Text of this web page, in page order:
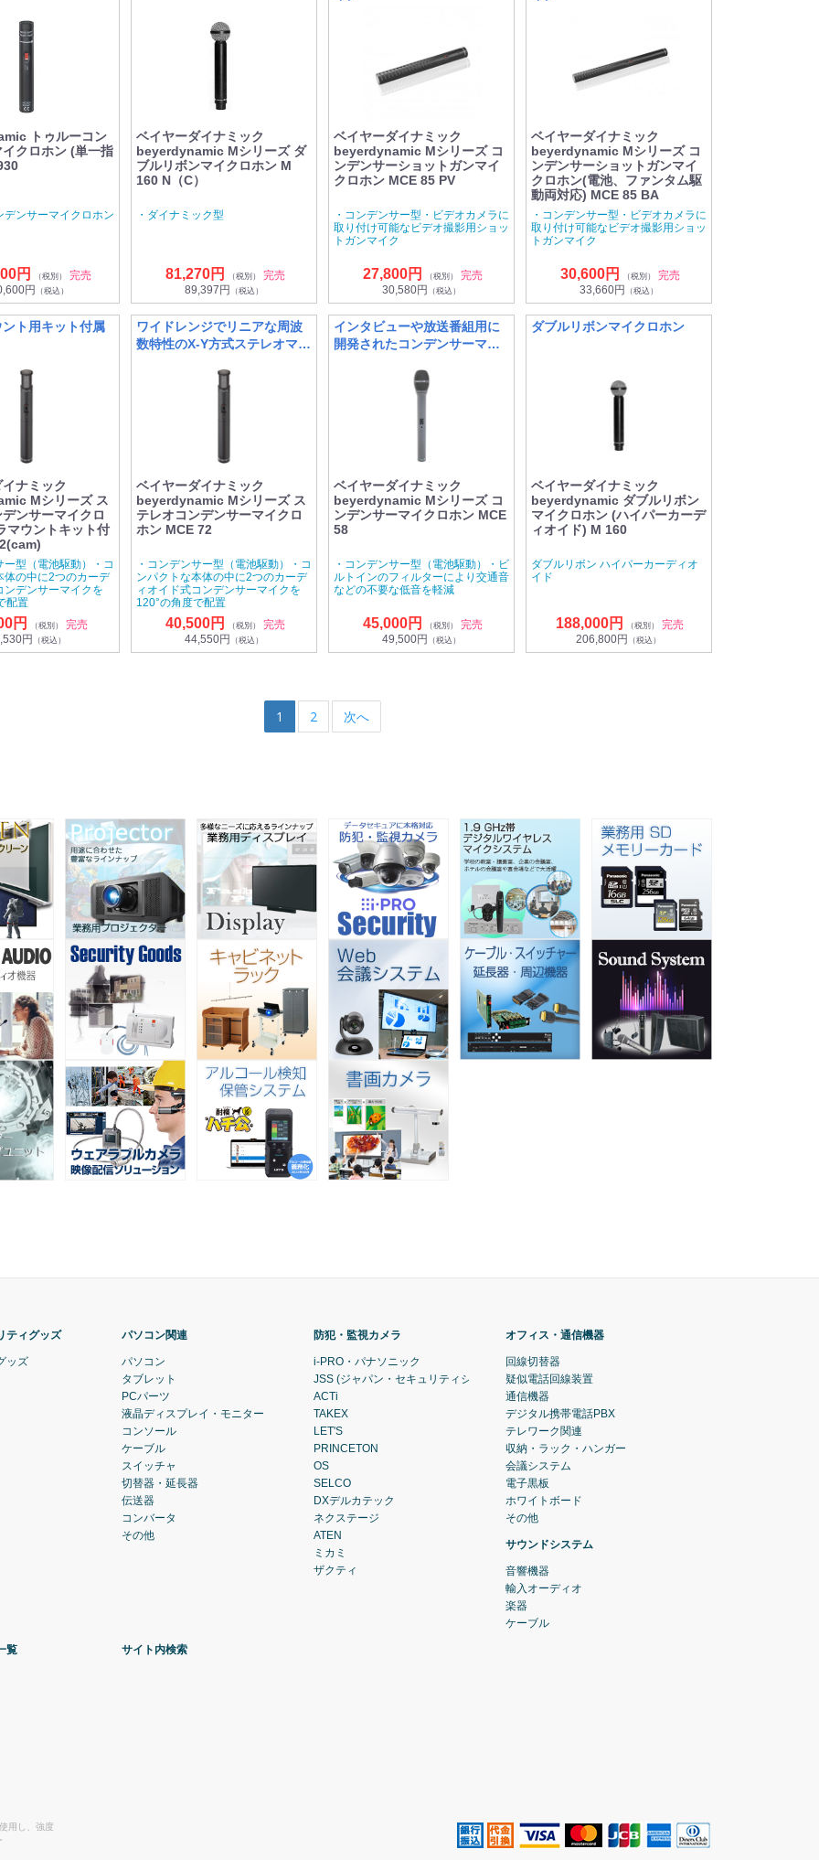
トゥルーコン
クロホン (単一指
デンサーマイクロホン
円 （税別）
完売
円
（税込）
ベイヤーダイナミック
beyerdynamic Mシリーズ ダ
ブルリボンマイクロホン M
160 N（C）
・ダイナミック型
81,270円 （税別）
完売
89,397円
（税込）
ベイヤーダイナミック
beyerdynamic Mシリーズ コ
ンデンサーショットガンマイ
クロホン MCE 85 PV
・コンデンサー型・ビデオカメラに
取り付け可能なビデオ撮影用ショッ
トガンマイク
27,800円 （税別）
完売
30,580円
（税込）
ベイヤーダイナミック
beyerdynamic Mシリーズ コ
ンデンサーショットガンマイ
クロホン(電池、ファンタム駆
動両対応) MCE 85 BA
・コンデンサー型・ビデオカメラに
取り付け可能なビデオ撮影用ショッ
トガンマイク
30,600円 （税別）
完売
33,660円
（税込）
ト用キット付属
ナミック
Mシリーズ ス
ンサーマイクロ
マウントキット付
ー型（電池駆動）・コ
体の中に2つのカーデ
ンデンサーマイクを
配置
円 （税別）
完売
円
（税込）
ワイドレンジでリニアな周波
数特性のX-Y方式ステレオマイ
ベイヤーダイナミック
beyerdynamic Mシリーズ ス
テレオコンデンサーマイクロ
ホン MCE 72
・コンデンサー型（電池駆動）・コ
ンパクトな本体の中に2つのカーデ
ィオイド式コンデンサーマイクを
120°の角度で配置
40,500円 （税別）
完売
44,550円
（税込）
インタビューや放送番組用に
開発されたコンデンサーマイ
ベイヤーダイナミック
beyerdynamic Mシリーズ コ
ンデンサーマイクロホン MCE
58
・コンデンサー型（電池駆動）・ビ
ルトインのフィルターにより交通音
などの不要な低音を軽減
45,000円 （税別）
完売
49,500円
（税込）
ダブルリボンマイクロホン
ベイヤーダイナミック
beyerdynamic ダブルリボン
マイクロホン (ハイパーカーデ
ィオイド) M 160
ダブルリボン ハイパーカーディオ
イド
188,000円 （税別）
完売
206,800円
（税込）
1 2 次へ
ティグッズ
ッズ
パソコン関連
パソコン
タブレット
PCパーツ
液晶ディスプレイ・モニター
コンソール
ケーブル
スイッチャ
切替器・延長器
伝送器
コンバータ
その他
防犯・監視カメラ
i-PRO・パナソニック
JSS (ジャパン・セキュリティシステム)
ACTi
TAKEX
LET'S
PRINCETON
OS
SELCO
DXデルカテック
ネクステージ
ATEN
ミカミ
ザクティ
オフィス・通信機器
回線切替器
疑似電話回線装置
通信機器
デジタル携帯電話PBX
テレワーク関連
収納・ラック・ハンガー
会議システム
電子黒板
ホワイトボード
その他
サウンドシステム
音響機器
輸入オーディオ
楽器
ケーブル
覧 サイト内検索
用し、強度